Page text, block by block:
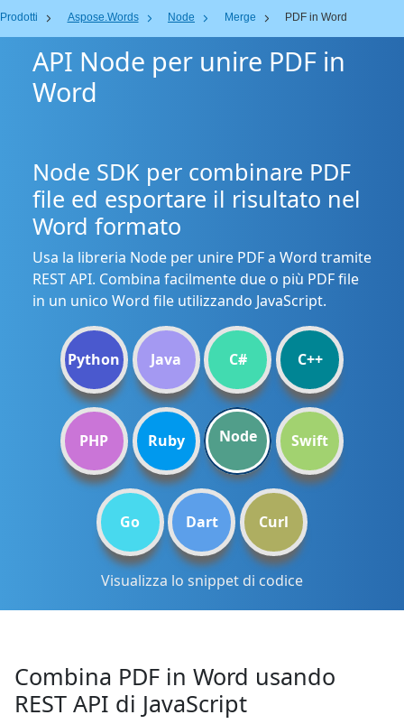
Prodotti Aspose.Words Node Merge PDF in Word
API Node per unire PDF in
Word
Node SDK per combinare PDF
file ed esportare il risultato nel
Word formato
Usa la libreria Node per unire PDF a Word tramite
REST API. Combina facilmente due o più PDF file
in un unico Word file utilizzando JavaScript.
Python Java C# C++
PHP Ruby Node Swift
Go Dart Curl
Visualizza lo snippet di codice
Combina PDF in Word usando
REST API di JavaScript